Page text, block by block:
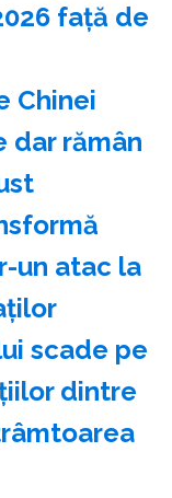
faţă de
Chinei
dar rămân
un atac la
scade pe
dintre